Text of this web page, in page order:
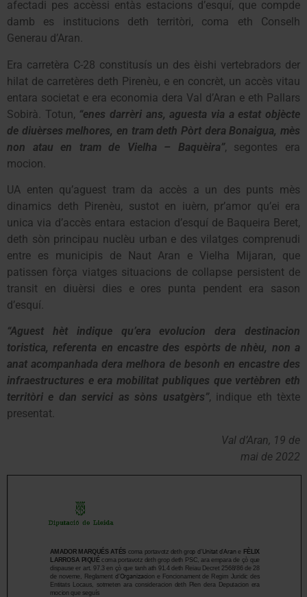
afectadi pes accèssi entàs estacions d’esquí, que compde
damb es institucions deth territòri, coma eth Conselh
Generau d’Aran.
Era carretèra C-28 constitusís un des èishi vertebradors der
hilat de carretères deth Pirenèu, e en concrèt, un accès vitau
entara societat e era economia dera Val d’Aran e eth Pallars
Sobirà. Totun, “enes darrèri ans, aguesta via a estat objècte
de diuèrses melhores, en tram deth Pòrt dera Bonaigua, mès
non atau en tram de Vielha – Baquèira”, segontes era
mocion.
UA enten qu’aguest tram da accès a un des punts mès
dinamics deth Pirenèu, sustot en iuèrn, pr’amor qu’ei era
unica via d’accès entara estacion d’esquí de Baqueira Beret,
deth sòn principau nuclèu urban e des vilatges comprenudi
entre es municipis de Naut Aran e Vielha Mijaran, que
patissen fòrça viatges situacions de collapse persistent de
transit en diuèrsi dies e ores punta pendent era sason
d’esquí.
“Aguest hèt indique qu’era evolucion dera destinacion
toristica, referenta en encastre des espòrts de nhèu, non a
anat acompanhada dera melhora de besonh en encastre des
infraestructures e era mobilitat publiques que vertèbren eth
territòri e dan servici as sòns usatgèrs”, indique eth tèxte
presentat.
Val d’Aran, 19 de
mai de 2022